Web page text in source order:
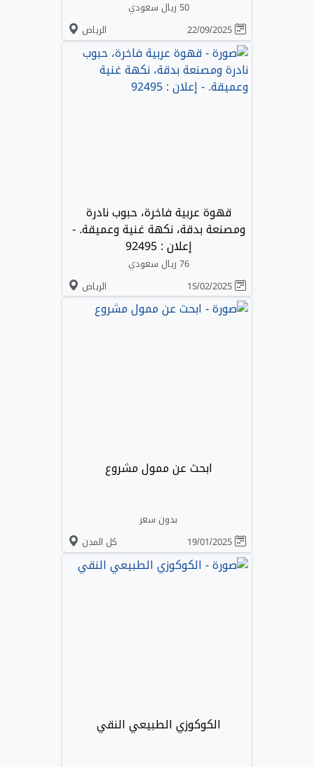
50 ريال سعودي
الرياض
قهوة عربية فاخرة، حبوب نادرة
ومصنعة بدقة، نكهة غنية وعميقة. -
إعلان : 92495
76 ريال سعودي
الرياض
ابحث عن ممول مشروع
بدون سعر
كل المدن
الكوكوزي الطبيعي النقي